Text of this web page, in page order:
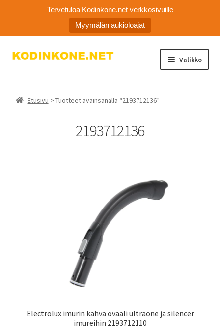
Tervetuloa Kodinkone.net verkkosivuille
Myymälän aukioloajat
Siirry
Siirry
Valikko
Etusivu > Tuotteet avainsanalla “2193712136”
2193712136
Electrolux imurin kahva ovaali ultraone ja silencer
imureihin 2193712110